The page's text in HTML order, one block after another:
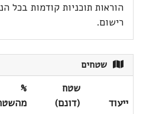
הוראות תוכניות קודמות בכל
רישום.
שטחים
ייעוד
שטח
(דונם)
%